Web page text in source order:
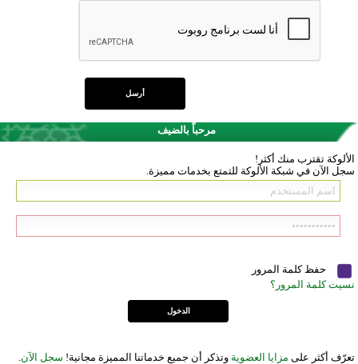
مرحباً بالضيف
الألوكة تقترب منك أكثر!
سجل الآن في شبكة الألوكة للتمتع بخدمات مميزة.
حفظ كلمة المرور
نسيت كلمة المرور؟
تعرّف أكثر على مزايا العضوية وتذكر أن جميع خدماتنا المميزة مجانية! سجل الآن